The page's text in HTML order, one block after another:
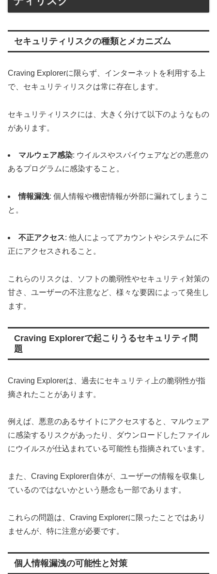
セキュリティリスクの種類とメカニズム
Craving Explorerに限らず、インターネットを利用する上
で、セキュリティリスクは常に存在します。
セキュリティリスクには、大きく分けて以下のようなもの
があります。
マルウェア感染: ウイルスやスパイウェアなどの悪意の
あるプログラムに感染すること。
情報漏洩: 個人情報や機密情報が外部に漏れてしまうこ
と。
不正アクセス: 他人によってアカウントやシステムに不
正にアクセスされること。
これらのリスクは、ソフトの脆弱性やセキュリティ対策の
甘さ、ユーザーの不注意など、様々な要因によって発生し
ます。
Craving Explorerで起こりうるセキュリティ問
題
Craving Explorerは、過去にセキュリティ上の脆弱性が指
摘されたことがあります。
例えば、悪意のあるサイトにアクセスすると、マルウェア
に感染するリスクがあったり、ダウンロードしたファイル
にウイルスが仕込まれている可能性も指摘されています。
また、Craving Explorer自体が、ユーザーの情報を収集し
ているのではないかという懸念も一部であります。
これらの問題は、Craving Explorerに限ったことではあり
ませんが、特に注意が必要です。
個人情報漏洩の可能性と対策